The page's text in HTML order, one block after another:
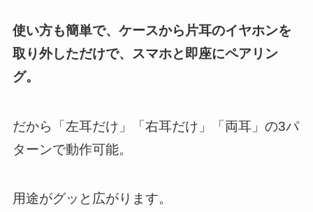
使い方も簡単で、ケースから片耳のイヤホンを
取り外しただけで、スマホと即座にペアリン
グ。
だから「左耳だけ」「右耳だけ」「両耳」の3パ
ターンで動作可能。
用途がグッと広がります。